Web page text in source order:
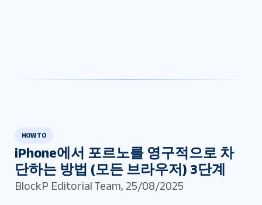
HOW TO
iPhone에서 포르노를 영구적으로 차
단하는 방법 (모든 브라우저) 3단계
BlockP Editorial Team, 25/08/2025